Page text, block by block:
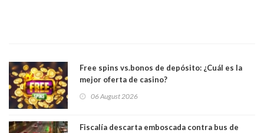
Free spins vs.bonos de depósito: ¿Cuál es la
mejor oferta de casino?
06 August 2026
Fiscalía descarta emboscada contra bus de